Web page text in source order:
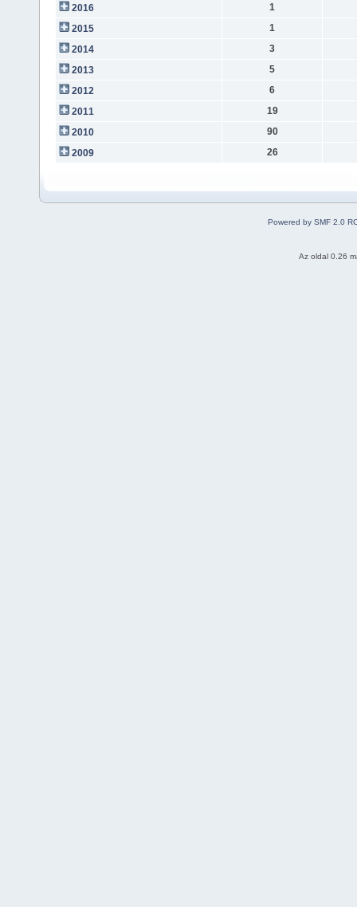
2016
1
2015
1
2014
3
2013
5
2012
6
2011
19
2010
90
2009
26
Powered by SMF 2.0
Az oldal 0.26